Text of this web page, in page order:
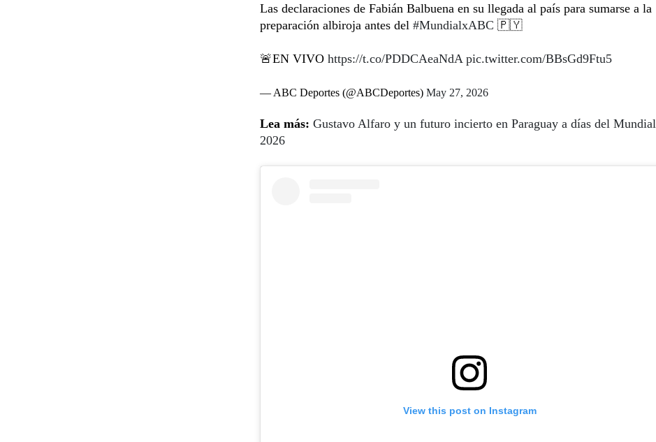
Las declaraciones de Fabián Balbuena en su llegada al país para sumarse a la
preparación albiroja antes del #MundialxABC 🇵🇾
🚨EN VIVO https://t.co/PDDCAeaNdA pic.twitter.com/BBsGd9Ftu5
— ABC Deportes (@ABCDeportes) May 27, 2026
Lea más: Gustavo Alfaro y un futuro incierto en Paraguay a días del Mundial
2026
View this post on Instagram